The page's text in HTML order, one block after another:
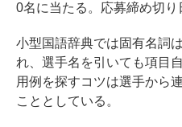
0名に当たる。応募締め切り
小型国語辞典では固有名詞
れ、選手名を引いても項目
用例を探すコツは選手から
こととしている。